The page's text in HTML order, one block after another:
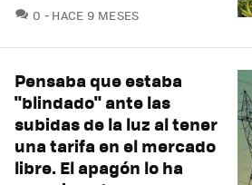
0 COMENTARIOS
HACE 9 MESES
Pensaba que estaba
"blindado" ante las
subidas de la luz al tener
una tarifa en el mercado
libre. El apagón lo ha